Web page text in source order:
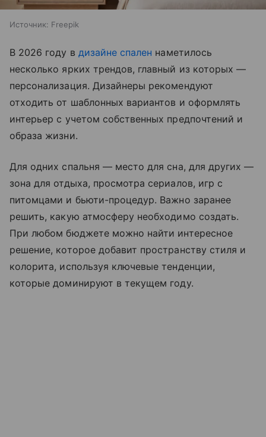
Источник: Freepik
В 2026 году в дизайне спален наметилось
несколько ярких трендов, главный из которых —
персонализация. Дизайнеры рекомендуют
отходить от шаблонных вариантов и оформлять
интерьер с учетом собственных предпочтений и
образа жизни.
Для одних спальня — место для сна, для других —
зона для отдыха, просмотра сериалов, игр с
питомцами и бьюти-процедур. Важно заранее
решить, какую атмосферу необходимо создать.
При любом бюджете можно найти интересное
решение, которое добавит пространству стиля и
колорита, используя ключевые тенденции,
которые доминируют в текущем году.